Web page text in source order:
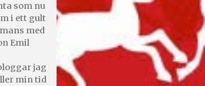
som nu
i ett gult
med
Emil
jag
min tid